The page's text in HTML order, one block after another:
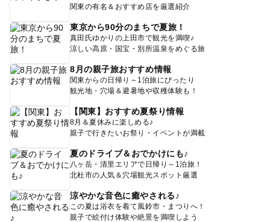
関東の有名＆おすすめ店を厳選紹介
東京から90分のまちで夏旅！
真田氏ゆかりの上田市で観光を満喫♪
涼しい高原・国宝・別所温泉をめぐる旅
8月の親子旅おすすめ情報
関東からの日帰り～1泊旅にぴったり
観光地・穴場＆避暑地や収穫体験も！
【関東】おすすめ夏祭り情報
8月＆夏休みに楽しめる♪
親子で行きたいお祭り・イベントが満載
夏のドライブ＆おでかけにも♪
八ヶ岳・清里エリアで日帰り～1泊旅！
北杜市の人気＆穴場観光スポット厳選
涼やかな音色に癒やされる♪
この夏は浴衣を着て風鈴市・まつりへ！
親子で絵付け体験や絶景を満喫しよう